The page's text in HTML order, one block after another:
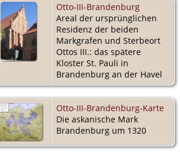
Otto-III-Brandenburg
Areal der ursprünglichen
Residenz der beiden
Markgrafen und Sterbeort
Ottos III.: das spätere
Kloster St. Pauli in
Brandenburg an der Havel
Otto-III-Brandenburg-Karte
Die askanische Mark
Brandenburg um 1320